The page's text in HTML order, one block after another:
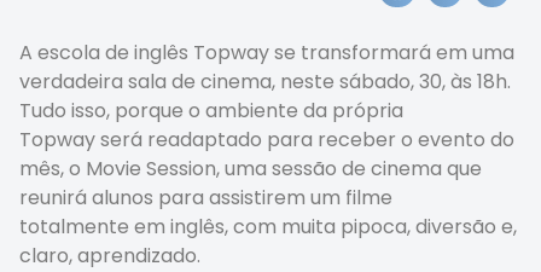
A escola de inglês Topway se transformará em uma
verdadeira sala de cinema, neste sábado, 30, às 18h.
Tudo isso, porque o ambiente da própria
Topway será readaptado para receber o evento do
mês, o Movie Session, uma sessão de cinema que
reunirá alunos para assistirem um filme
totalmente em inglês, com muita pipoca, diversão e,
claro, aprendizado.